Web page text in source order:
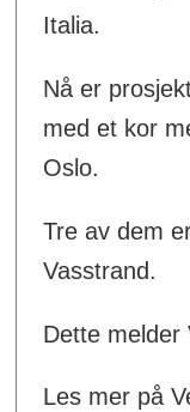
Italia.
Nå er
med et kor
Oslo.
Tre av dem
Vasstrand.
Dette melder
Les mer på